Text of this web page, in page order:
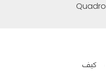
Quadro
كيف